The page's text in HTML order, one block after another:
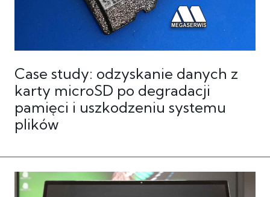
Case study: odzyskanie danych z
karty microSD po degradacji
pamięci i uszkodzeniu systemu
plików